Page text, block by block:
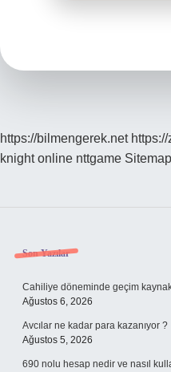
https://bilmengerek.net
knight online nttgame Sitemap
Sidebar
Son Yazılar
Cahiliye döneminde geçim
Ağustos 6, 2026
Avcılar ne kadar para kazanıyor ?
Ağustos 5, 2026
690 nolu hesap nedir ve nasıl